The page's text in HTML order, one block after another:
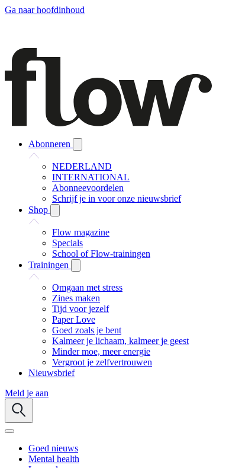
Ga naar hoofdinhoud
Abonneren
NEDERLAND
INTERNATIONAL
Abonneevoordelen
Schrijf je in voor onze nieuwsbrief
Shop
Flow magazine
Specials
School of Flow-trainingen
Trainingen
Omgaan met stress
Zines maken
Tijd voor jezelf
Paper Love
Goed zoals je bent
Kalmeer je lichaam, kalmeer je geest
Minder moe, meer energie
Vergroot je zelfvertrouwen
Nieuwsbrief
Meld je aan
Goed nieuws
Mental health